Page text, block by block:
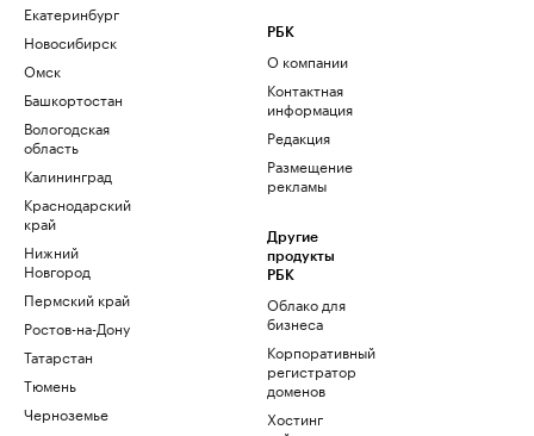
Екатеринбург
Новосибирск
Омск
Башкортостан
Вологодская
область
Калининград
Краснодарский
край
Нижний
Новгород
Пермский край
Ростов-на-Дону
Татарстан
Тюмень
Черноземье
РБК
О компании
Контактная
информация
Редакция
Размещение
рекламы
Другие
продукты
РБК
Облако для
бизнеса
Корпоративный
регистратор
доменов
Хостинг